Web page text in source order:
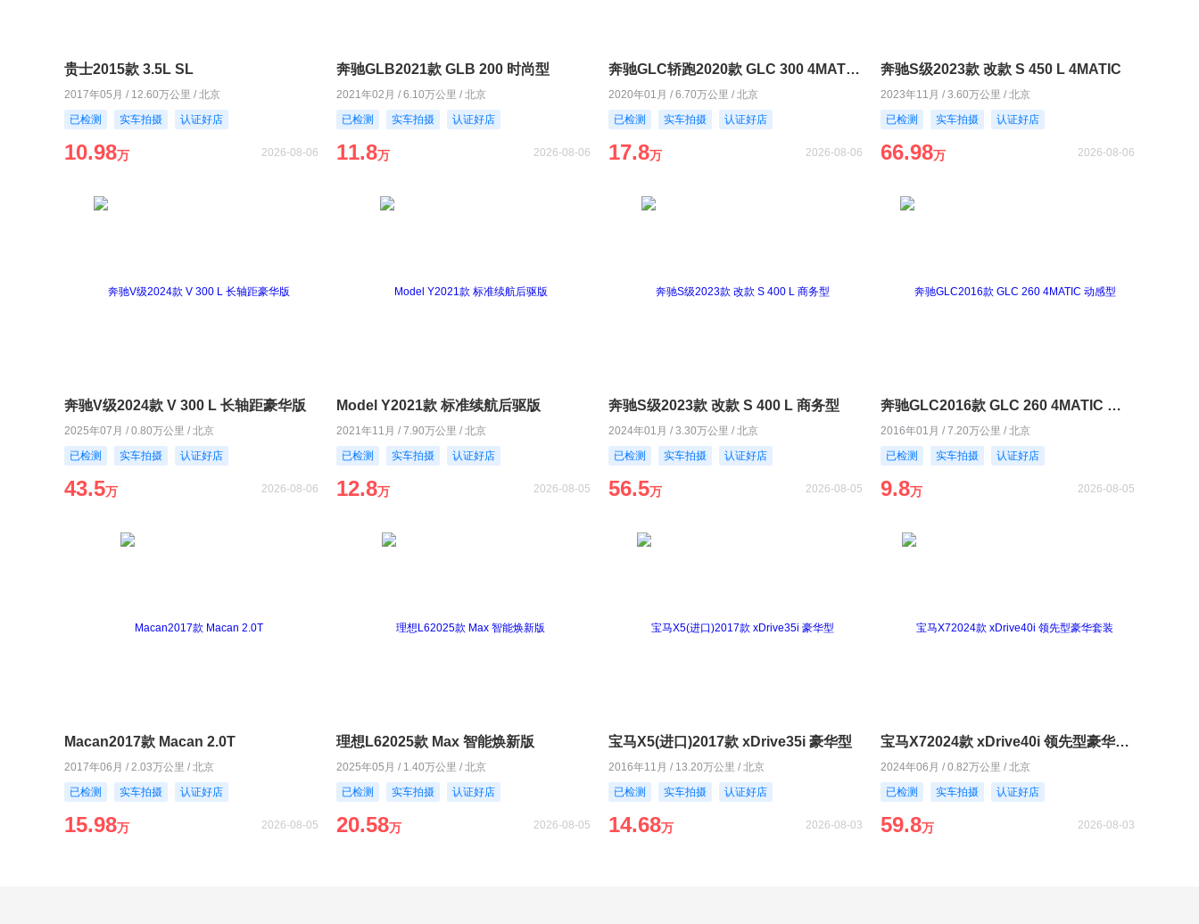
贵士2015款 3.5L SL
2017年05月 / 12.60万公里 / 北京
已检测
实车拍摄 认证好店
10.98万 2026-08-06
奔驰GLB2021款 GLB 200 时尚型
2021年02月 / 6.10万公里 / 北京
已检测
实车拍摄 认证好店
11.8万 2026-08-06
奔驰GLC轿跑2020款 GLC 300 4MATIC 轿跑SUV
2020年01月 / 6.70万公里 / 北京
已检测
实车拍摄 认证好店
17.8万 2026-08-06
奔驰S级2023款 改款 S 450 L 4MATIC
2023年11月 / 3.60万公里 / 北京
已检测
实车拍摄 认证好店
66.98万 2026-08-06
奔驰V级2024款 V 300 L 长轴距豪华版
2025年07月 / 0.80万公里 / 北京
已检测
实车拍摄 认证好店
43.5万 2026-08-06
Model Y2021款 标准续航后驱版
2021年11月 / 7.90万公里 / 北京
已检测
实车拍摄 认证好店
12.8万 2026-08-05
奔驰S级2023款 改款 S 400 L 商务型
2024年01月 / 3.30万公里 / 北京
已检测
实车拍摄 认证好店
56.5万 2026-08-05
奔驰GLC2016款 GLC 260 4MATIC 动感型
2016年01月 / 7.20万公里 / 北京
已检测
实车拍摄 认证好店
9.8万 2026-08-05
Macan2017款 Macan 2.0T
2017年06月 / 2.03万公里 / 北京
已检测
实车拍摄 认证好店
15.98万 2026-08-05
理想L62025款 Max 智能焕新版
2025年05月 / 1.40万公里 / 北京
已检测
实车拍摄 认证好店
20.58万 2026-08-05
宝马X5(进口)2017款 xDrive35i 豪华型
2016年11月 / 13.20万公里 / 北京
已检测
实车拍摄 认证好店
14.68万 2026-08-03
宝马X72024款 xDrive40i 领先型豪华套装
2024年06月 / 0.82万公里 / 北京
已检测
实车拍摄 认证好店
59.8万 2026-08-03